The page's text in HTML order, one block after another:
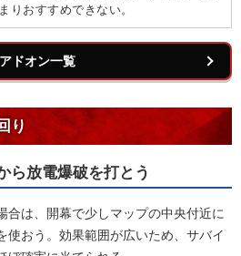
りおすすめできない。
アドオン一覧
り
ら放電爆破を打とう
合は、開幕で少しマップの中央付近に
使おう。効果範囲が広いため、サバイ